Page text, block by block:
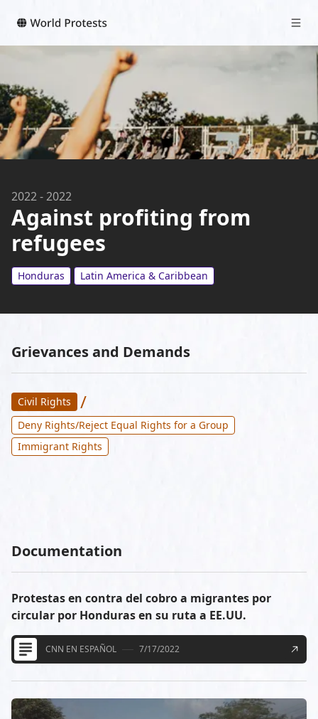
2022-2022
Against profiting from
refugees
Honduras Latin America & Caribbean
Grievances and Demands
Civil Rights /
Deny Rights/Reject Equal Rights for a Group
Immigrant Rights
Documentation
Protestas en contra del cobro a migrantes por
circular por Honduras en su ruta a EE.UU.
CNN EN ESPAÑOL 7/17/2022